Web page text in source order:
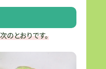
とおりです。